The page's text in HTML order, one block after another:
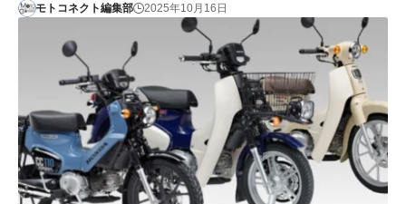
モトコネクト編集部 2025年10月16日